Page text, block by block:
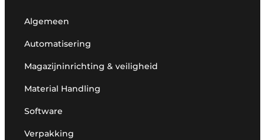
Algemeen
Automatisering
Magazijninrichting & veiligheid
Material Handling
Software
Verpakking